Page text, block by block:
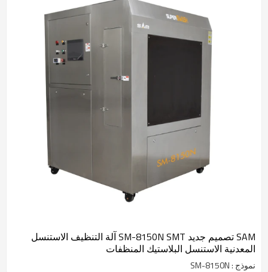
SAM تصميم جديد SM-8150N SMT آلة التنظيف الاستنسل
المعدنية الاستنسل البلاستيك المنظفات
نموذج : SM-8150N